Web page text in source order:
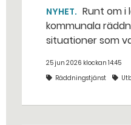
NYHET
kommunala
situationer som
bakhåll, utspridda
från livsfarliga
25 jun 2026 klockan 14:45
Räddningstjänst